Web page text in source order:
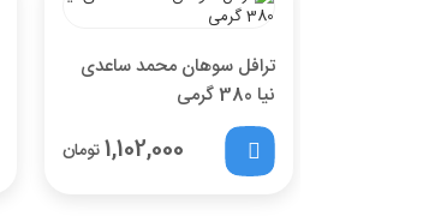
ترافل سوهان محمد ساعدی
نیا 380 گرمی
1,102,000تومان